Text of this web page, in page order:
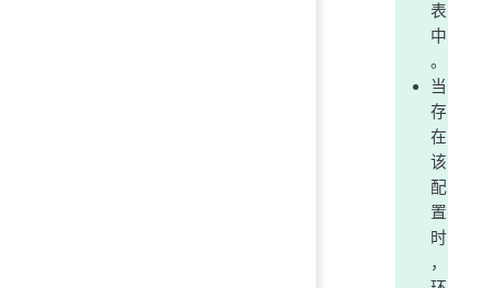
表
中
。
当
存
在
该
配
置
时
，